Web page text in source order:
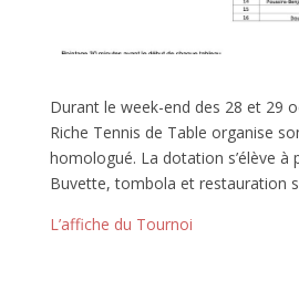
Durant le week-end des 28 et 29
Riche Tennis de Table organise
homologué. La dotation s’élève à
Buvette, tombola et restauration
L’affiche du Tournoi